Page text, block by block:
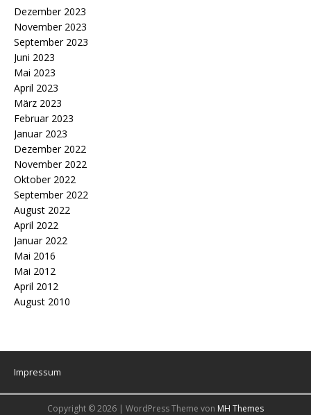
Dezember 2023
November 2023
September 2023
Juni 2023
Mai 2023
April 2023
März 2023
Februar 2023
Januar 2023
Dezember 2022
November 2022
Oktober 2022
September 2022
August 2022
April 2022
Januar 2022
Mai 2016
Mai 2012
April 2012
August 2010
Impressum
Copyright © 2026 | WordPress Theme von MH Themes